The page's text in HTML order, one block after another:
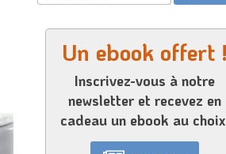
Un ebook offert !
Inscrivez-vous à notre
newsletter et recevez en
cadeau un ebook au